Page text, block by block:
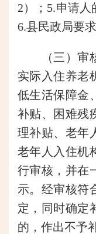
2）；5.申请人
6.县民政局要
（三）审核
实际入住养老
低生活保障金
补贴、困难残
理补贴、老年
老年人入住机
行审核，并在
示。经审核符
定，同时确定
的，作出不予